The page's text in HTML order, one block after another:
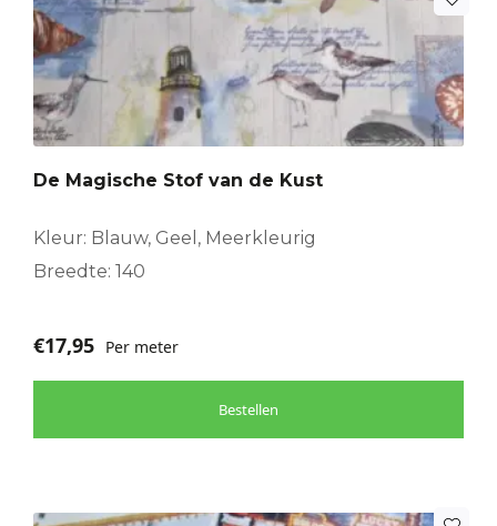
De Magische Stof van de Kust
Kleur: Blauw, Geel, Meerkleurig
Breedte: 140
€17,95 Per meter
Bestellen